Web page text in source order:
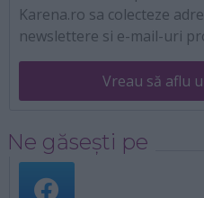
Karena.ro sa colecteze
newslettere si e-mail-uri
Vreau să aflu
Ne găsești pe